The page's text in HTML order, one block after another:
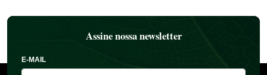
Assine nossa newsletter
E-MAIL